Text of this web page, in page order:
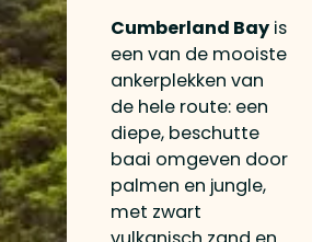
Cumberland Bay is
een van de mooiste
ankerplekken van
de hele route: een
diepe, beschutte
baai omgeven door
palmen en jungle,
met zwart